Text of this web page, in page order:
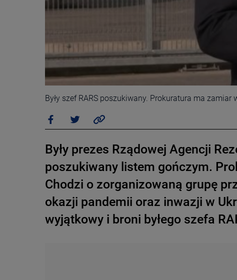
Były szef RARS poszukiwany. Prokuratura ma
Były prezes Rządowej Agencji
poszukiwany listem gończym.
Chodzi o zorganizowaną grupę
okazji pandemii oraz inwazji w
wyjątkowy i broni byłego szefa